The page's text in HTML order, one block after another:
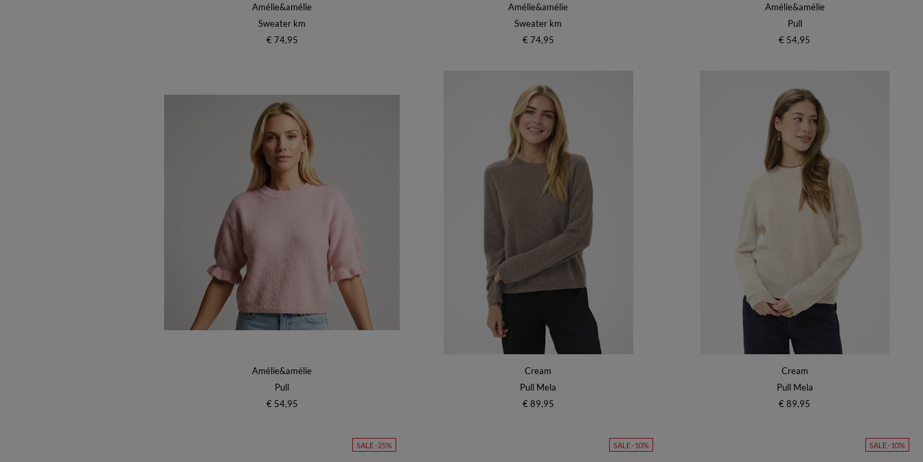
Amélie&amélie
Sweater km
€ 74,95
Amélie&amélie
Sweater km
€ 74,95
Amélie&amélie
Pull
€ 54,95
Amélie&amélie
Pull
€ 54,95
Cream
Pull Mela
€ 89,95
Cream
Pull Mela
€ 89,95
SALE -25% SALE -10% SALE -10%